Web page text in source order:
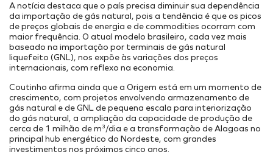
Endereços
Nossos Ativos
INFRAESTRUTURA PORTUÁRIA
TAMAC (MAC11A)
OPMAC
Portal do Cliente
Projetos Incentivados
Pesquisa, Desenvolvimento & Inovação
Transição Energética
A notícia destaca que o país precisa diminuir sua dependência
da importação de gás natural, pois a tendência é que os picos
de preços globais de energia e de commodities ocorram com
maior frequência. O atual modelo brasileiro, cada vez mais
baseado na importação por terminais de gás natural
liquefeito (GNL), nos expõe às variações dos preços
internacionais, com reflexo na economia.
Coutinho afirma ainda que a Origem está em um momento de
crescimento, com projetos envolvendo armazenamento de
gás natural e de GNL de pequena escala para interiorização
do gás natural, a ampliação da capacidade de produção de
cerca de 1 milhão de m³/dia e a transformação de Alagoas no
principal hub energético do Nordeste, com grandes
investimentos nos próximos cinco anos.